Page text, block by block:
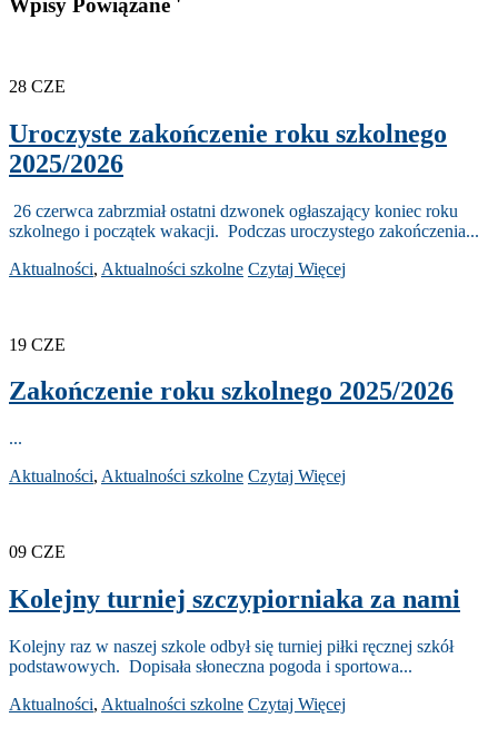
Wpisy Powiązane '
28 CZE
Uroczyste zakończenie roku szkolnego
2025/2026
26 czerwca zabrzmiał ostatni dzwonek ogłaszający koniec roku
szkolnego i początek wakacji. Podczas uroczystego zakończenia...
Aktualności, Aktualności szkolne Czytaj Więcej
19 CZE
Zakończenie roku szkolnego 2025/2026
...
Aktualności, Aktualności szkolne Czytaj Więcej
09 CZE
Kolejny turniej szczypiorniaka za nami
Kolejny raz w naszej szkole odbył się turniej piłki ręcznej szkół
podstawowych. Dopisała słoneczna pogoda i sportowa...
Aktualności, Aktualności szkolne Czytaj Więcej